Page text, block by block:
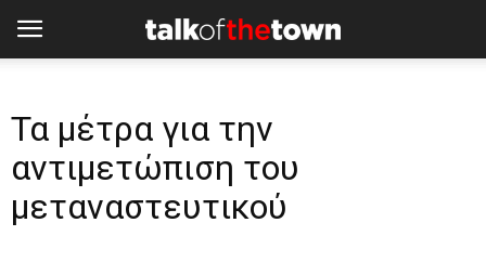
Τα μέτρα για την
αντιμετώπιση του
μεταναστευτικού